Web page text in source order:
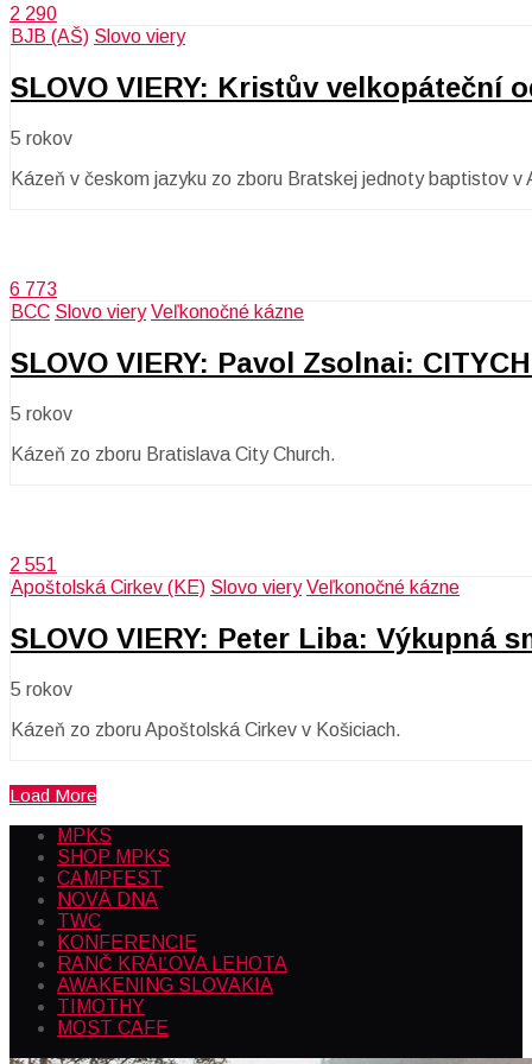
2 290
BJB (AŠ) Slovo viery
SLOVO VIERY: Kristův velkopáteční
5 rokov
Kázeň v českom jazyku zo zboru Bratskej jednoty baptistov v
6 773
BCC Slovo viery Veľkonočné kázne
SLOVO VIERY: Pavol Zsolnai:
5 rokov
Kázeň zo zboru Bratislava City Church.
2 551
Apoštolská Cirkev (KE) Slovo viery Veľkonočné kázne
SLOVO VIERY: Peter Liba: Výkupná
5 rokov
Kázeň zo zboru Apoštolská Cirkev v Košiciach.
Load More
MPKS
SHOP MPKS
CAMPFEST
NOVÁ DNA
TWC
KONFERENCIE
RANČ KRÁĽOVA LEHOTA
AWAKENING SLOVAKIA
TIMOTHY
MOST CAFE